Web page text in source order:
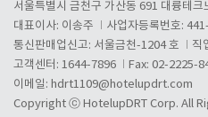
서울특별시 금천구 가산동 691 대륭테
대표이사: 이송주
사업자등록번호:
통신판매업신고: 서울금천-1204 호
직
고객센터: 1644-7896
Fax: 02-2225-
이메일: hdrt1109@hotelupdrt.com
Copyright ⓒ HotelupDRT Corp. All